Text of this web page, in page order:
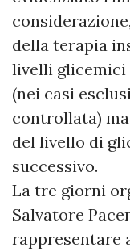
della terapia
livelli glicemici
(nei casi
controllata)
del livello di
successivo.
La tre giorni
Salvatore
rappresentare